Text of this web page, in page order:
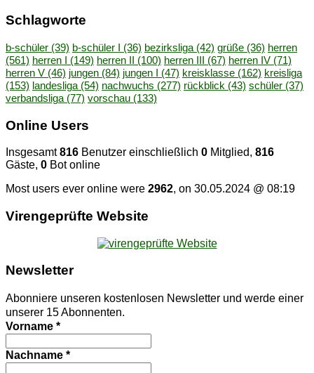
Schlag­wor­te
b-schüler (39) b-schüler I (36) bezirksliga (42) grüße (36) herren
(561) herren I (149) herren II (100) herren III (67) herren IV (71)
herren V (46) jungen (84) jungen I (47) kreisklasse (162) kreisliga
(153) landesliga (54) nachwuchs (277) rückblick (43) schüler (37)
verbandsliga (77) vorschau (133)
On­line Users
Insgesamt816 Benutzer einschließlich 0 Mitglied, 816
Gäste, 0 Bot online
Most users ever online were 2962, on 30.05.2024 @ 08:19
Vi­ren­ge­prüf­te Website
News­let­ter
Abonniere unseren kostenlosen Newsletter und werde einer
unserer 15 Abonnenten.
Vorname *
Nachname *